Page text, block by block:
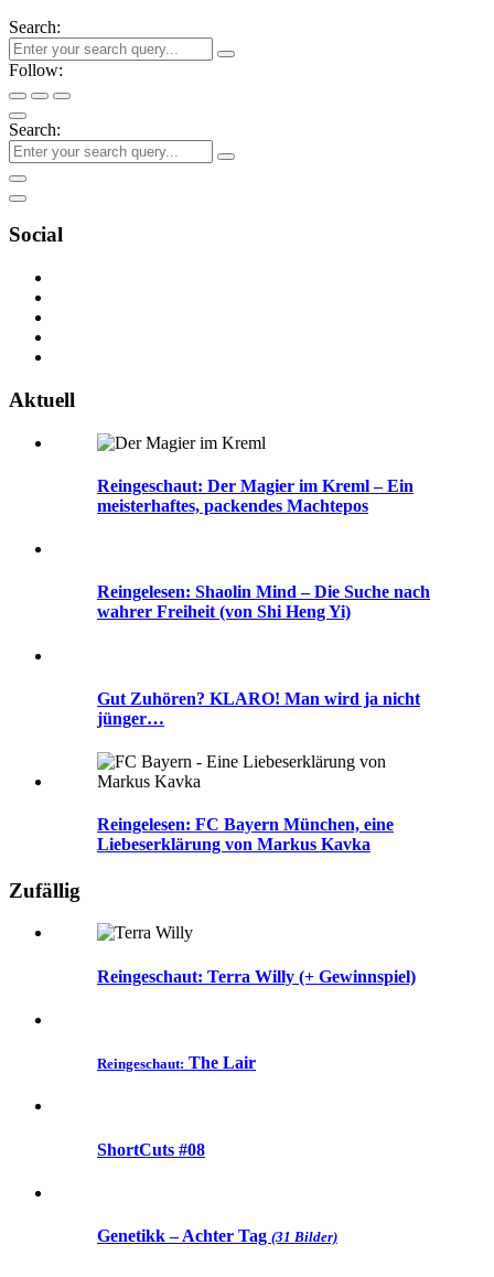
Search:
Follow:
Search:
Social
Aktuell
Reingeschaut: Der Magier im Kreml – Ein
meisterhaftes, packendes Machtepos
Reingelesen: Shaolin Mind – Die Suche nach
wahrer Freiheit (von Shi Heng Yi)
Gut Zuhören? KLARO! Man wird ja nicht
jünger…
Reingelesen: FC Bayern München, eine
Liebeserklärung von Markus Kavka
Zufällig
Reingeschaut: Terra Willy (+ Gewinnspiel)
Reingeschaut: The Lair
ShortCuts #08
Genetikk – Achter Tag (31 Bilder)